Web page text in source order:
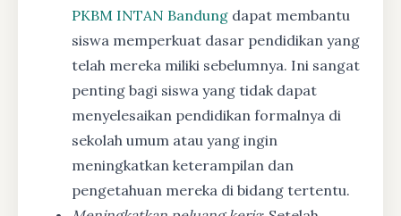
PKBM INTAN Bandung dapat membantu
siswa memperkuat dasar pendidikan yang
telah mereka miliki sebelumnya. Ini sangat
penting bagi siswa yang tidak dapat
menyelesaikan pendidikan formalnya di
sekolah umum atau yang ingin
meningkatkan keterampilan dan
pengetahuan mereka di bidang tertentu.